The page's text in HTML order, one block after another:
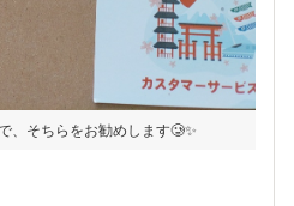
、そちらをお勧めします🥲✨